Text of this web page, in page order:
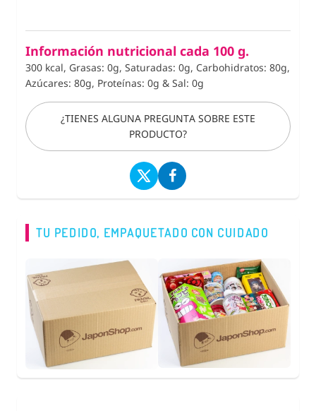
Información nutricional cada 100 g.
300 kcal, Grasas: 0g, Saturadas: 0g, Carbohidratos: 80g,
Azúcares: 80g, Proteínas: 0g & Sal: 0g
¿TIENES ALGUNA PREGUNTA SOBRE ESTE
PRODUCTO?
TU PEDIDO, EMPAQUETADO CON CUIDADO